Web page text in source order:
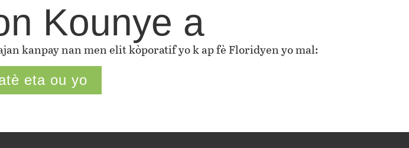
Kounye a
kanpay nan men elit kòporatif yo k ap fè Floridyen yo mal:
eta ou yo